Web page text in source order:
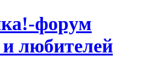
форум
любителей